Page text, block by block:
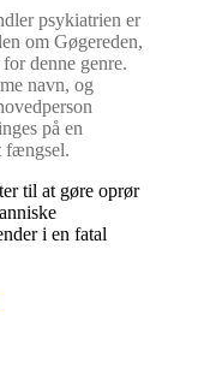
psykiatrien er
om Gøgereden,
denne genre.
navn, og
på en
fængsel.
til at gøre oprør
i en fatal